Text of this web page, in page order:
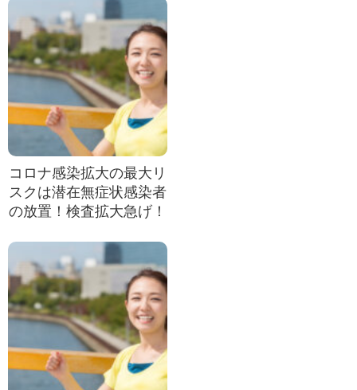
コロナ感染拡大の最大リ
スクは潜在無症状感染者
の放置！検査拡大急げ！